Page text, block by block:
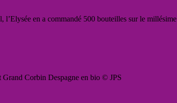
en a commandé 500 bouteilles sur le millésime
Grand Corbin Despagne en bio © JPS